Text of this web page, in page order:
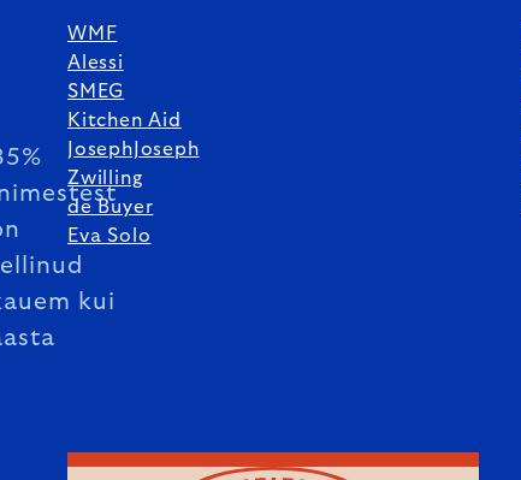
kui
WMF
Alessi
SMEG
Kitchen Aid
JosephJoseph
Zwilling
de Buyer
Eva Solo